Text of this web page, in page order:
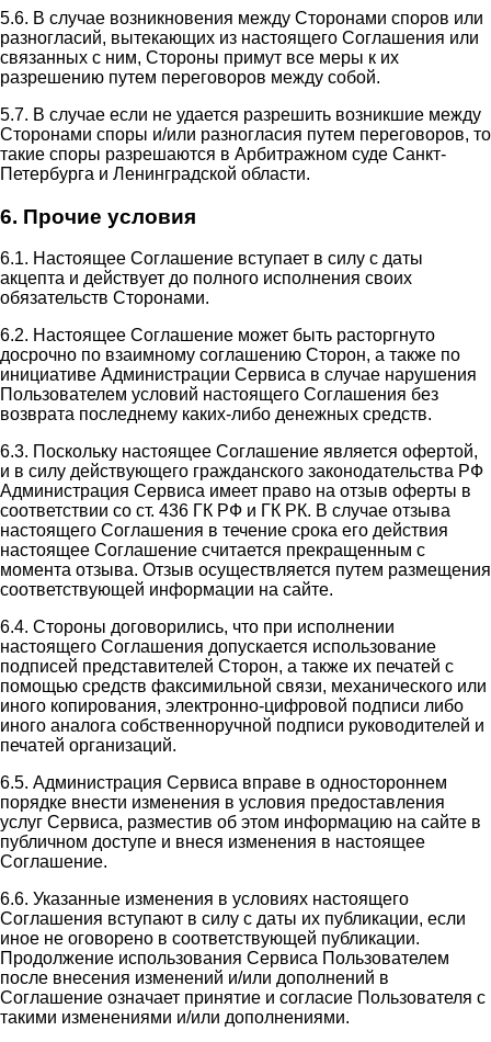
5.6. В случае возникновения между Сторонами споров или
разногласий, вытекающих из настоящего Соглашения или
связанных с ним, Стороны примут все меры к их
разрешению путем переговоров между собой.
5.7. В случае если не удается разрешить возникшие между
Сторонами споры и/или разногласия путем переговоров, то
такие споры разрешаются в Арбитражном суде Санкт-
Петербурга и Ленинградской области.
6. Прочие условия
6.1. Настоящее Соглашение вступает в силу с даты
акцепта и действует до полного исполнения своих
обязательств Сторонами.
6.2. Настоящее Соглашение может быть расторгнуто
досрочно по взаимному соглашению Сторон, а также по
инициативе Администрации Сервиса в случае нарушения
Пользователем условий настоящего Соглашения без
возврата последнему каких-либо денежных средств.
6.3. Поскольку настоящее Соглашение является офертой,
и в силу действующего гражданского законодательства РФ
Администрация Сервиса имеет право на отзыв оферты в
соответствии со ст. 436 ГК РФ и ГК РК. В случае отзыва
настоящего Соглашения в течение срока его действия
настоящее Соглашение считается прекращенным с
момента отзыва. Отзыв осуществляется путем размещения
соответствующей информации на сайте.
6.4. Стороны договорились, что при исполнении
настоящего Соглашения допускается использование
подписей представителей Сторон, а также их печатей с
помощью средств факсимильной связи, механического или
иного копирования, электронно-цифровой подписи либо
иного аналога собственноручной подписи руководителей и
печатей организаций.
6.5. Администрация Сервиса вправе в одностороннем
порядке внести изменения в условия предоставления
услуг Сервиса, разместив об этом информацию на сайте в
публичном доступе и внеся изменения в настоящее
Соглашение.
6.6. Указанные изменения в условиях настоящего
Соглашения вступают в силу с даты их публикации, если
иное не оговорено в соответствующей публикации.
Продолжение использования Сервиса Пользователем
после внесения изменений и/или дополнений в
Соглашение означает принятие и согласие Пользователя с
такими изменениями и/или дополнениями.